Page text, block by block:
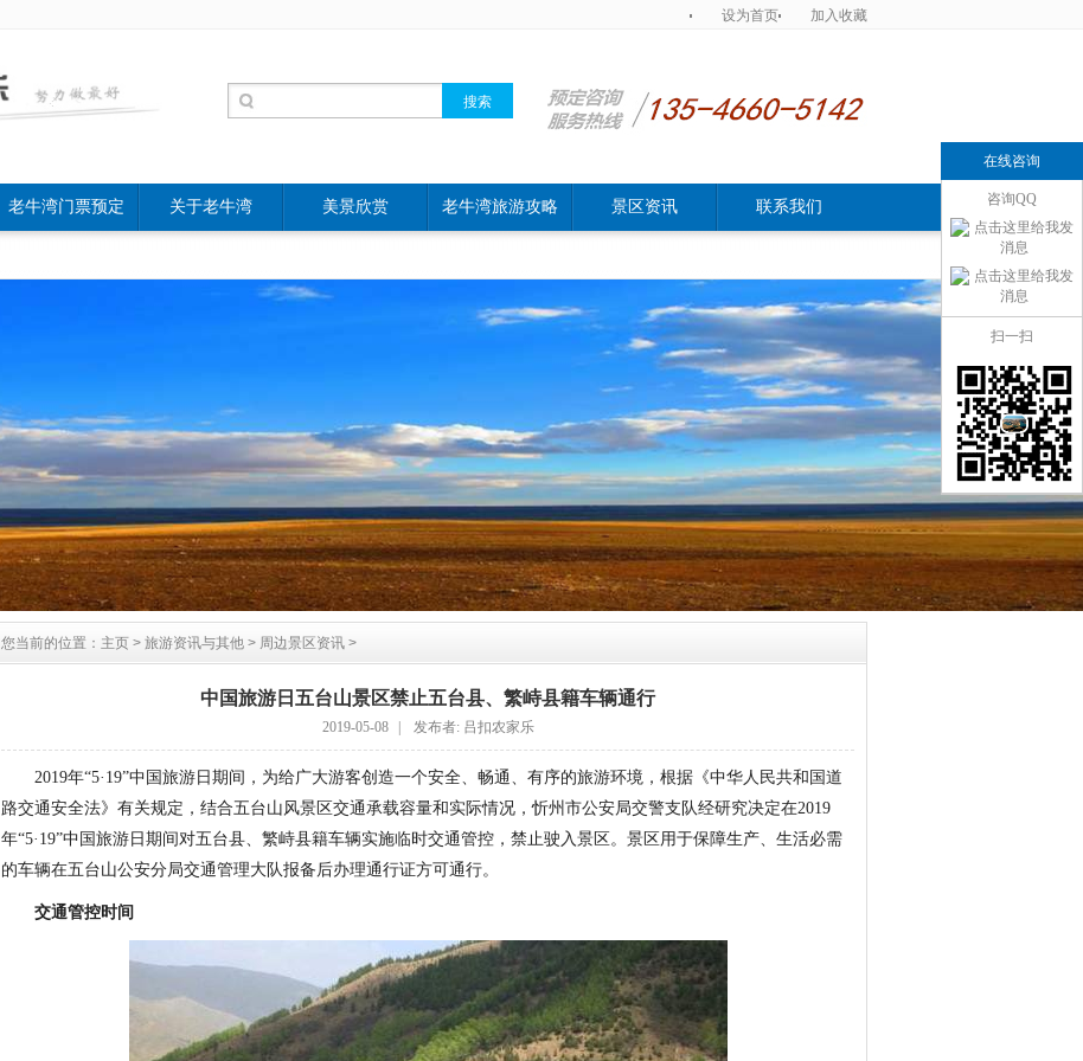
设为首页 加入收藏
老牛湾门票预定 关于老牛湾 美景欣赏 老牛湾旅游攻略 景区资讯 联系我们
您当前的位置： 主页 > 旅游资讯与其他 > 周边景区资讯 >
中国旅游日五台山景区禁止五台县、繁峙县籍车辆通行
2019-05-08 发布者: 吕扣农家乐
2019年“5·19”中国旅游日期间，为给广大游客创造一个安全、畅通、有序的旅游环境，根据《中华人民共和国道
路交通安全法》有关规定，结合五台山风景区交通承载容量和实际情况，忻州市公安局交警支队经研究决定在2019
年“5·19”中国旅游日期间对五台县、繁峙县籍车辆实施临时交通管控，禁止驶入景区。景区用于保障生产、生活必需
的车辆在五台山公安分局交通管理大队报备后办理通行证方可通行。
交通管控时间
在线咨询
咨询QQ
扫一扫